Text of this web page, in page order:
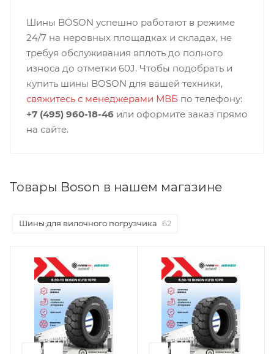
Шины BOSON успешно работают в режиме
24/7 на неровных площадках и складах, не
требуя обслуживания вплоть до полного
износа до отметки 60J. Чтобы подобрать и
купить шины BOSON для вашей техники,
свяжитесь с менеджерами МВБ по телефону:
+7 (495) 960-18-46или оформите заказ прямо
на сайте.
Товары Boson в нашем магазине
Шины для вилочного погрузчика 62